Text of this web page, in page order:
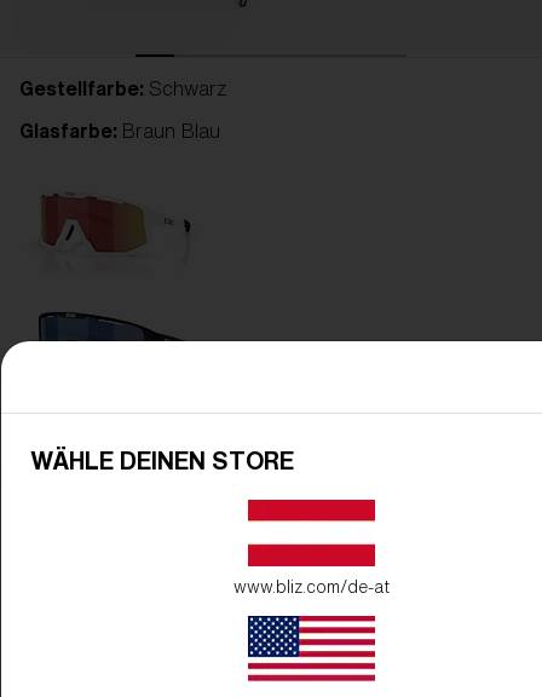
Gestellfarbe: Schwarz
Glasfarbe: Braun Blau
WÄHLE DEINEN STORE
www.bliz.com/de-at